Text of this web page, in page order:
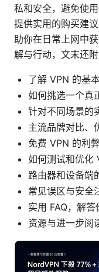
私和安全，避免使
提供实用的购买建
助你在日常上网中
解与行动，文末还
了解 VPN 的基
如何挑选一个真
针对不同场景的
主流品牌对比、
免费 VPN 的利
如何测试和优化
路由器和设备端
常见误区与安全
实用 FAQ，解答
资源与进一步阅